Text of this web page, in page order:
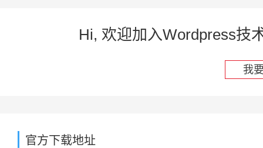
Hi, 欢迎加入Wordpress技
我
官方下载地址